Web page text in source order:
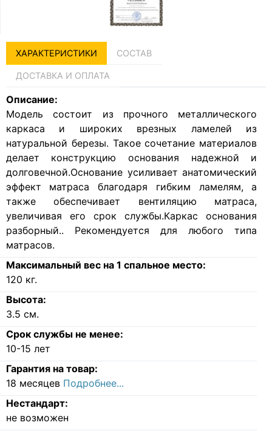
ХАРАКТЕРИСТИКИ СОСТАВ
ДОСТАВКА И ОПЛАТА
Описание:
Модель состоит из прочного металлического
каркаса и широких врезных ламелей из
натуральной березы. Такое сочетание материалов
делает конструкцию основания надежной и
долговечной.Основание усиливает анатомический
эффект матраса благодаря гибким ламелям, а
также обеспечивает вентиляцию матраса,
увеличивая его срок службы.Каркас основания
разборный.. Рекомендуется для любого типа
матрасов.
Максимальный вес на 1 спальное место:
120 кг.
Высота:
3.5 см.
Срок службы не менее:
10-15 лет
Гарантия на товар:
18 месяцев Подробнее...
Нестандарт:
не возможен